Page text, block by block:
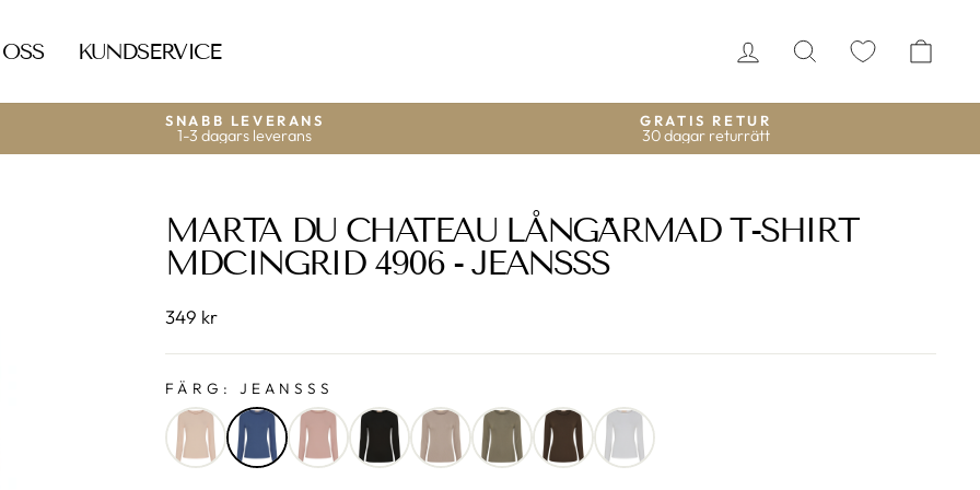
KUNDSERVICE LOGGA IN
SÖK
SNABB LEVERANS
1-3 dagars leverans
GRATIS RETUR
30 dagar returrätt
MARTA DU CHATEAU LÅNGÄRMAD T-SHIRT
MDCINGRID 4906 - JEANSSS
349 kr
FÄRG: JEANSSS